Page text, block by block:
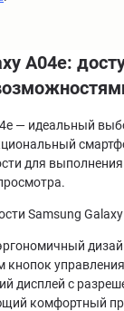
A04e:
— идеальный
для
Samsung
кнопок управления
дисплей с
комфортный